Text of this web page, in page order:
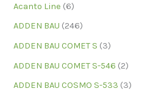
Acanto Line (6)
ADDEN BAU (246)
ADDEN BAU COMET S (3)
ADDEN BAU COMET S-546 (2)
ADDEN BAU COSMO S-533 (3)